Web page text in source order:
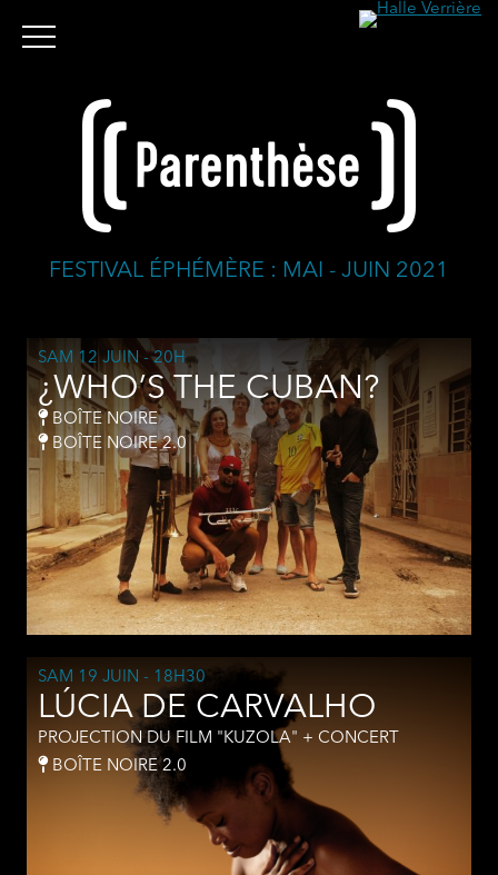
FESTIVAL ÉPHÉMÈRE : MAI - JUIN 2021
SAM 12 JUIN - 20H
¿WHO’S THE CUBAN?
BOÎTE NOIRE
BOÎTE NOIRE 2.0
SAM 19 JUIN - 18H30
LÚCIA DE CARVALHO
PROJECTION DU FILM "KUZOLA" + CONCERT
BOÎTE NOIRE 2.0